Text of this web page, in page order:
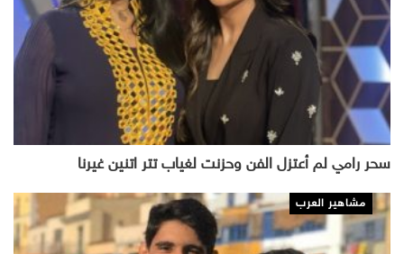
سحر رامي لم أعتزل الفن وحزنت لغياب تتر اتنين غيرنا
مشاهير العرب